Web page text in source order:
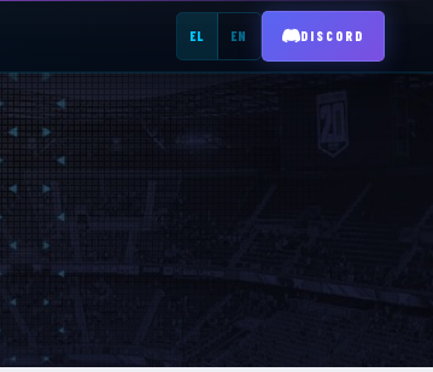
EL EN DISCORD
REGISTER →